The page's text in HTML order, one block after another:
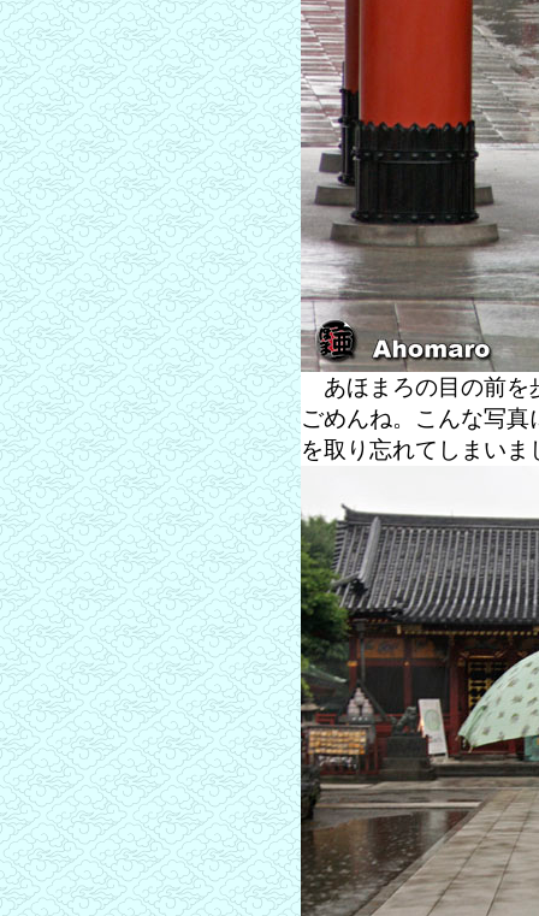
あほまろの目の前を
ごめんね。こんな写真
を取り忘れてしまいま